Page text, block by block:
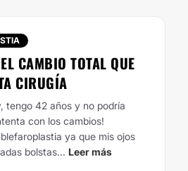
CAMBIO TOTAL QUE
CIRUGÍA
tengo 42 años y no podría
con los cambios!
ya que mis ojos
bolstas... Leer más